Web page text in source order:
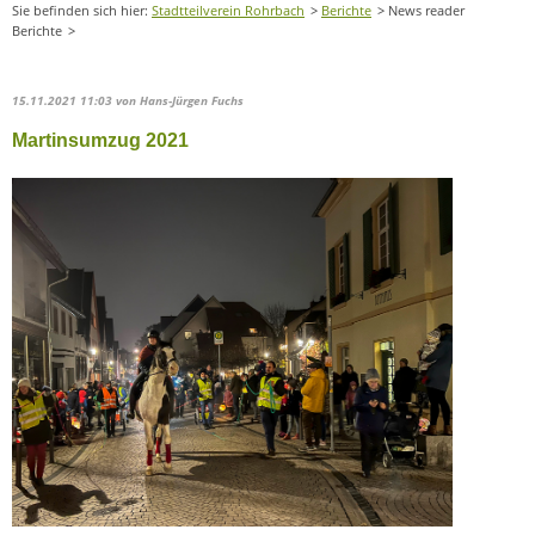
Stadtteilverein Rohrbach Berichte
News reader
Berichte
15.11.2021 11:03 von Hans-Jürgen Fuchs
Martinsumzug 2021